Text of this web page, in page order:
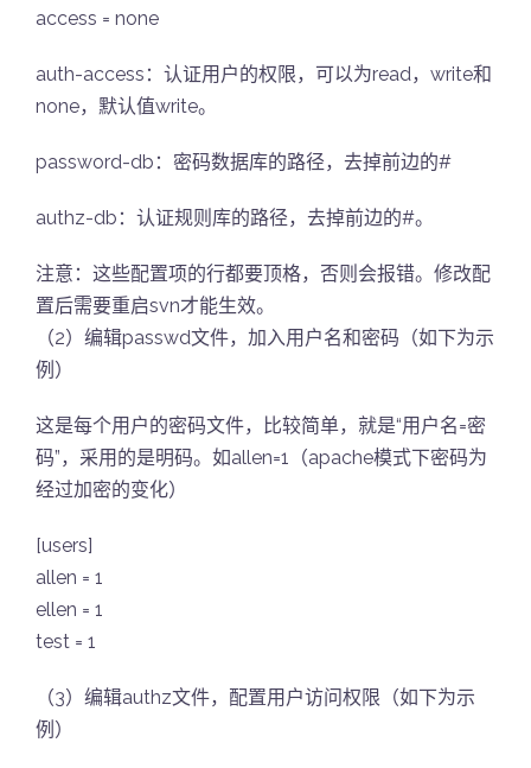
access = none
auth-access：认证用户的权限，可以为read，write和
none，默认值write。
password-db：密码数据库的路径，去掉前边的#
authz-db：认证规则库的路径，去掉前边的#。
注意：这些配置项的行都要顶格，否则会报错。修改配
置后需要重启svn才能生效。
（2）编辑passwd文件，加入用户名和密码（如下为示
例）
这是每个用户的密码文件，比较简单，就是“用户名=密
码”，采用的是明码。如allen=1（apache模式下密码为
经过加密的变化）
[users]
allen = 1
ellen = 1
test = 1
（3）编辑authz文件，配置用户访问权限（如下为示
例）